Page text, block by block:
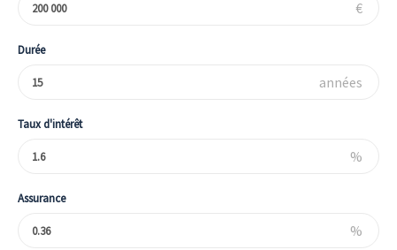
€
Durée
années
Taux d'intérêt
%
Assurance
%